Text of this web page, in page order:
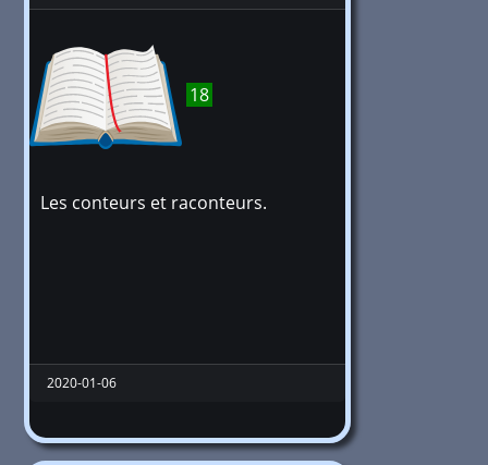
18
Les conteurs et raconteurs.
2020-01-06